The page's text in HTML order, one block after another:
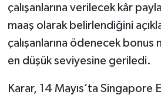
çalışanlarına verilecek kâr
maaş olarak belirlendiğini
çalışanlarına ödenecek bonus
en düşük seviyesine geriledi.
Karar, 14 Mayıs’ta Singapore